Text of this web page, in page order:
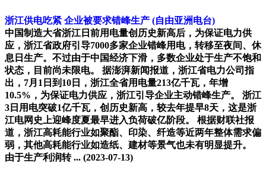
浙江供电吃紧 企业被要求错峰生产 (自由亚洲电台)
中国制造大省浙江日前用电量创历史新高后，为保证电力供
应，浙江省政府引导7000多家企业错峰用电，转移至夜间、休
息日生产。不过由于中国经济下滑，多数企业处于生产不饱和
状态，目前尚未限电。 据澎湃新闻报道，浙江省电力公司指
出，7月1日到10日，浙江全省用电量213亿千瓦，年增
10.5%，为保证电力供应，浙江引导企业主动错峰生产。 浙江
3日用电突破1亿千瓦，创历史新高，较去年提早8天，这是浙
江电网史上迎峰度夏最早进入负荷破亿阶段。 根据财联社报
道，浙江高耗能行业如聚酯、印染、纤造等近两年整体需求偏
弱，其他高耗能行业如造纸、建材等景气也未有明显提升。
由于生产利润转 ... (2023-07-13)